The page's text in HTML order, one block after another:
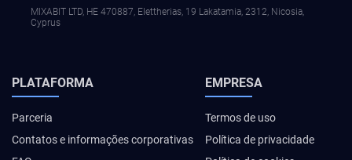
MIXABIT LTD, ΗΕ 470887, Elettherias, 19 Lakatamia, 2312, Nicosia,
Cyprus
PLATAFORMA
Parceria
Contatos e informações corporativas
EMPRESA
Termos de uso
Política de privacidade